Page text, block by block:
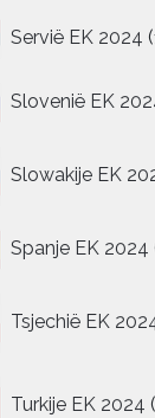
Servië EK 2024
Slovenië EK
Slowakije EK
Spanje EK 2024
Tsjechië EK
Turkije EK 2024